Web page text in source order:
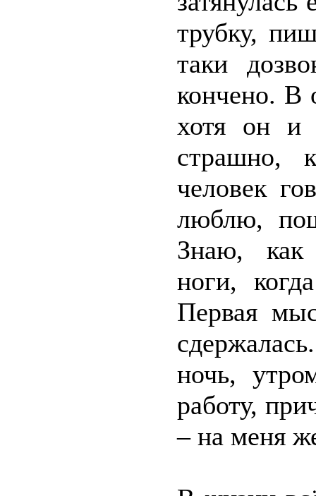
трубку,
таки
кончено. В
хотя он и
страшно,
человек
люблю,
Знаю, как
ноги,
Первая
ночь,
работу,
– на меня